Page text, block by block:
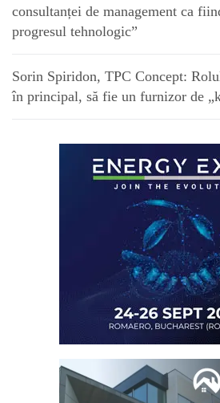
consultanței de management ca
progresul tehnologic”
Sorin Spiridon, TPC Concept:
în principal, să fie un furnizor de